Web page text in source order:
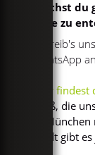
Machst
Orte zu
Schreib's
WhatsApp
Hier
Deiß, die
in
Stadt gibt